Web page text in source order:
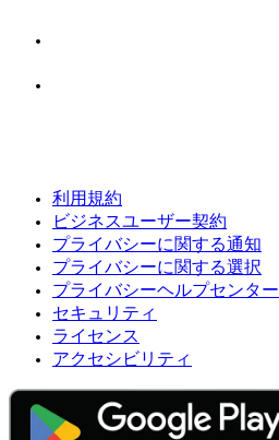
利用規約
ビジネスユーザー契約
プライバシーに関する通知
プライバシーに関する選択
プライバシーヘルプセンター
セキュリティ
ライセンス
アクセシビリティ